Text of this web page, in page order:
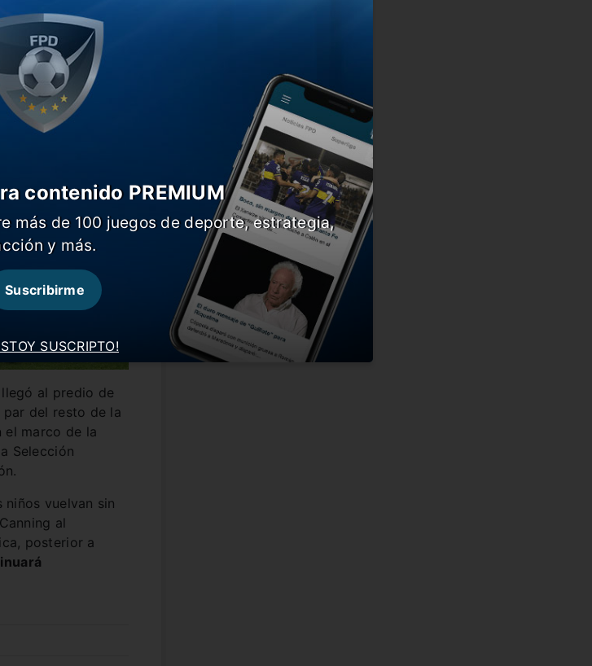
solo lo hizo un
al predio de
del resto de la
el marco de la
Selección
vuelvan sin
al
posterior a
SUSCRIPTO!
contenido PREMIUM
más de 100 juegos de deporte, estrategia,
y más.
Suscribirme